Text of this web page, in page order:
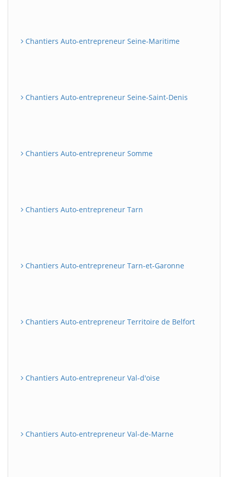
Chantiers Auto-entrepreneur Seine-Maritime
Chantiers Auto-entrepreneur Seine-Saint-Denis
Chantiers Auto-entrepreneur Somme
Chantiers Auto-entrepreneur Tarn
Chantiers Auto-entrepreneur Tarn-et-Garonne
Chantiers Auto-entrepreneur Territoire de Belfort
Chantiers Auto-entrepreneur Val-d'oise
Chantiers Auto-entrepreneur Val-de-Marne